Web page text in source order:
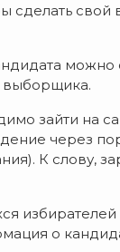
сделать
можно
выборщика.
зайти на
через
К слову,
о